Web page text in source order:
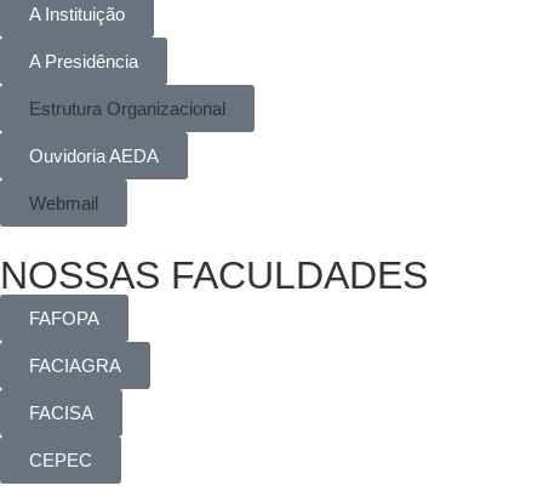
A Instituição
A Presidência
Estrutura Organizacional
Ouvidoria AEDA
Webmail
NOSSAS FACULDADES
FAFOPA
FACIAGRA
FACISA
CEPEC